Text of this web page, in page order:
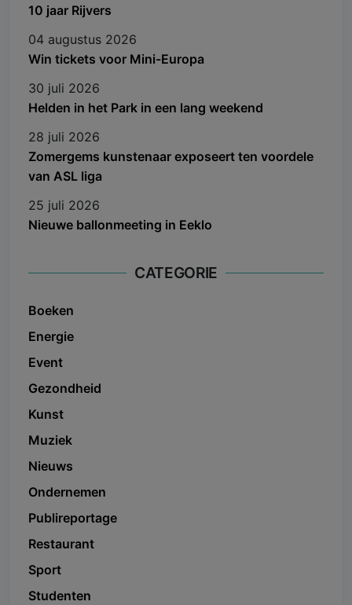
10 jaar Rijvers
04 augustus 2026
Win tickets voor Mini-Europa
30 juli 2026
Helden in het Park in een lang weekend
28 juli 2026
Zomergems kunstenaar exposeert ten voordele
van ASL liga
25 juli 2026
Nieuwe ballonmeeting in Eeklo
CATEGORIE
Boeken
Energie
Event
Gezondheid
Kunst
Muziek
Nieuws
Ondernemen
Publireportage
Restaurant
Sport
Studenten